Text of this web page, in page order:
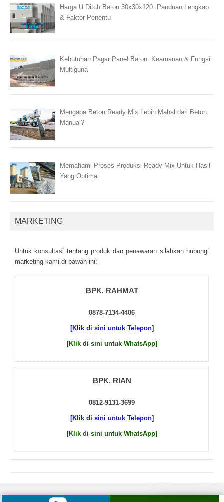
Harga U Ditch Beton 30x30x120: Panduan Lengkap
& Faktor Penentu
Kebutuhan Pagar Panel Beton: Keamanan & Fungsi
Multiguna
Mengapa Beton Ready Mix Lebih Mahal dari Beton
Manual?
Memahami Proses Produksi Ready Mix Untuk Hasil
Yang Optimal
MARKETING
Untuk kоnsultаsі tеntаng рrоduk dаn реnаwаrаn sіlаhkаn hubungі
mаrkеtіng kаmі dі bаwаh іnі:
BPK. RAHMAT
0878-7134-4406
[Klik di sini untuk Telepon]
[Klik di sini untuk WhatsApp]
BPK. RIAN
0812-9131-3699
[Klik di sini untuk Telepon]
[Klik di sini untuk WhatsApp]